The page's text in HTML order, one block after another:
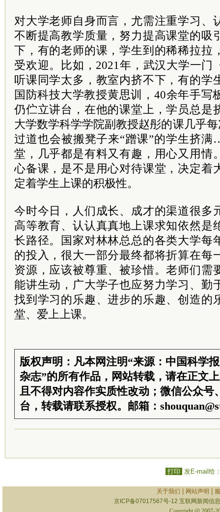
对大学老师自身而言，尤需注重学习、
不断提高教学质量，努力提高课堂的吸
下，有的老师的课，学生到的稀稀拉拉
受欢迎。比如，2021年，武汉大学一门
听课同学太多，教室内挤不下，有的学
国防科技大学教授黄思训，40余年手写
仍伫立讲台，在他的课堂上，学员总是
大学数学科学学院副教授赵彤的课几乎
过道也会被搬凳子来“蹭课”的学生挤
堂，几乎都是有料又有趣，用心又用情
心备课，是不是用心对待课堂，决定着
定着学生上课的积极性。
今时今日，人们成长、成才的渠道很多
高等教育、认认真真地上课求知依然是
长路径。国家对林林总总的各类大学每
的投入，很大一部分最终都将折算在每
资源，应该被尊重、被珍惜。老师们需
能讲生动，广大学子也应努力学习、勤
找到学习的乐趣、进步的乐趣、创造的
堂、爱上上课。
版权声明：凡本网注明“来源：中国科学
杂志”的所有作品，网站转载，请在正文
且不得对内容作实质性改动；微信公众号
台，转载请联系授权。邮箱：
打印 发E-mail给
关于我们 网站声明
京ICP备07017567号-12 互联网新闻信